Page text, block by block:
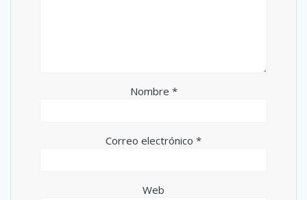
Nombre *
Correo electrónico *
Web